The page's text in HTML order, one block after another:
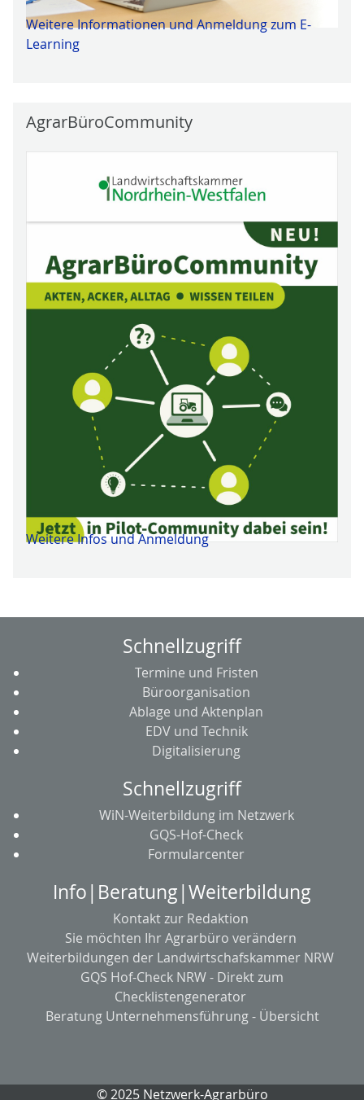
Weitere Informationen und Anmeldung zum E-
Learning
AgrarBüroCommunity
Weitere Infos und Anmeldung
Schnellzugriff
Termine und Fristen
Büroorganisation
Ablage und Aktenplan
EDV und Technik
Digitalisierung
Schnellzugriff
WiN-Weiterbildung im Netzwerk
GQS-Hof-Check
Formularcenter
Info|Beratung|Weiterbildung
Kontakt zur Redaktion
Sie möchten Ihr Agrarbüro verändern
Weiterbildungen der Landwirtschafskammer NRW
GQS Hof-Check NRW - Direkt zum
Checklistengenerator
Beratung Unternehmensführung - Übersicht
© 2025 Netzwerk-Agrarbüro